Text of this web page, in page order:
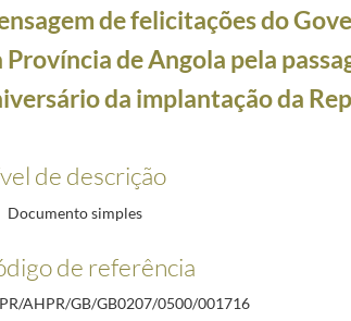
da República, Luís Pereira Coutinho, solicitando que
homenagem prestada ao Presidente da República, Américo
ao Presidente da República, Américo Tomás, a audiência
ao Presidente da República, Américo Tomás, o acolhimento
da República, Luís Pereira Coutinho, solicitando que
da República, Luís Pereira Coutinho, solicitando que
da República, Luís Pereira Coutinho, solicitando que
da República, Luís Pereira Coutinho, solicitando que
Américo Tomás, por ocasião da sua assembleia geral
da República, Américo Tomás, por ocasião da passagem dos 50
Américo Tomás, e manifestando o seu repúdio pelas
de felicitações do
Província de Angola pela
da implantação da
de descrição
Documento simples
de referência
AHPR/GB/GB0207/0500/001716